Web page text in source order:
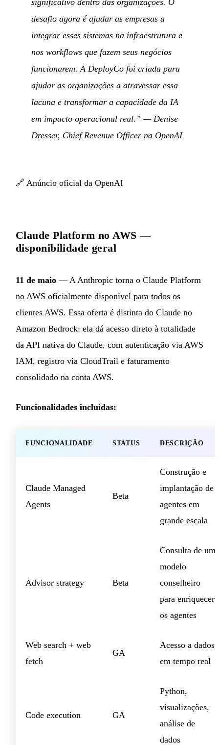
desafio agora é ajudar as empresas a
integrar esses sistemas na infraestrutura e
nos workflows que fazem seus negócios
funcionarem. A DeployCo foi criada para
ajudar as organizações a atravessar essa
lacuna e transformar a capacidade da IA
em impacto operacional real.” — Denise
Dresser, Chief Revenue Officer na OpenAI
🔗 Anúncio oficial da OpenAI
Claude Platform no AWS —
disponibilidade geral
11 de maio — A Anthropic torna o Claude Platform
no AWS oficialmente disponível para todos os
clientes AWS. Essa oferta é distinta do Claude no
Amazon Bedrock: ela dá acesso direto à totalidade
da API nativa do Claude, com autenticação via AWS
IAM, registro via CloudTrail e faturamento
consolidado na conta AWS.
Funcionalidades incluídas:
FUNCIONALIDADE STATUS DESCRIÇÃO
Claude Managed
Agents
Beta
Construção e
implantação de
agentes em
grande escala
Advisor strategy Beta
Consulta de um
modelo
conselheiro
para enriquecer
os agentes
Web search + web
fetch
GA
Acesso a dados
em tempo real
Code execution GA
Python,
visualizações,
análise de
dados